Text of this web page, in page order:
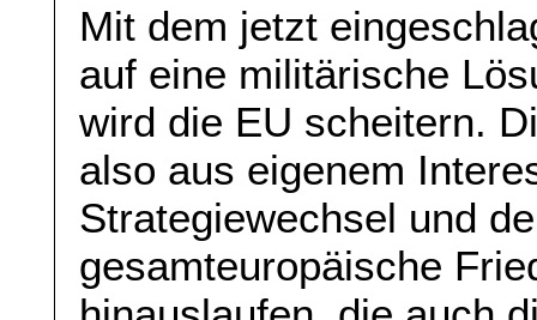
Mit dem jetzt
auf eine militärische
wird die EU scheitern.
also aus eigenem
Strategiewechsel und
gesamteuropäische